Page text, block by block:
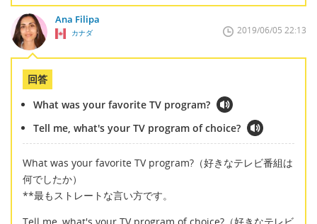
Ana Filipa
カナダ 2019/06/05 22:13
回答
What was your favorite TV program?
Tell me, what's your TV program of choice?
What was your favorite TV program?（好きなテレビ番組は
何でしたか）
**最もストレートな言い方です。